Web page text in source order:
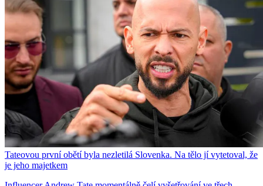
Tateovou první obětí byla nezletilá Slovenka. Na tělo jí vytetoval, že
je jeho majetkem